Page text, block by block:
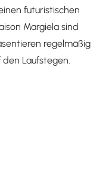
futuristischen
Margiela sind
regelmäßig
Laufstegen.